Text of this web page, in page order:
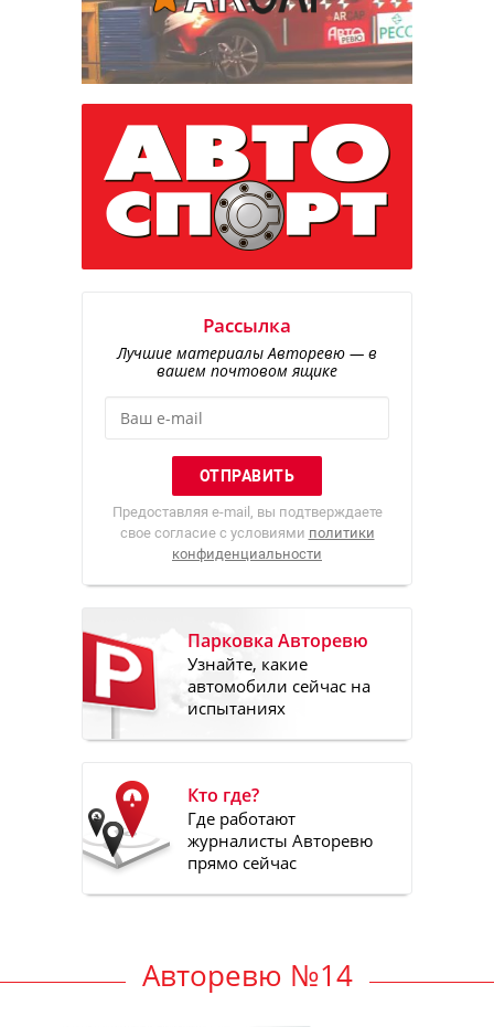
Рассылка
Лучшие материалы Авторевю — в
вашем почтовом ящике
Предоставляя e-mail, вы подтверждаете
свое согласие с условиями политики
конфиденциальности
Парковка Авторевю
Узнайте, какие
автомобили сейчас на
испытаниях
Кто где?
Где работают
журналисты Авторевю
прямо сейчас
Авторевю №14